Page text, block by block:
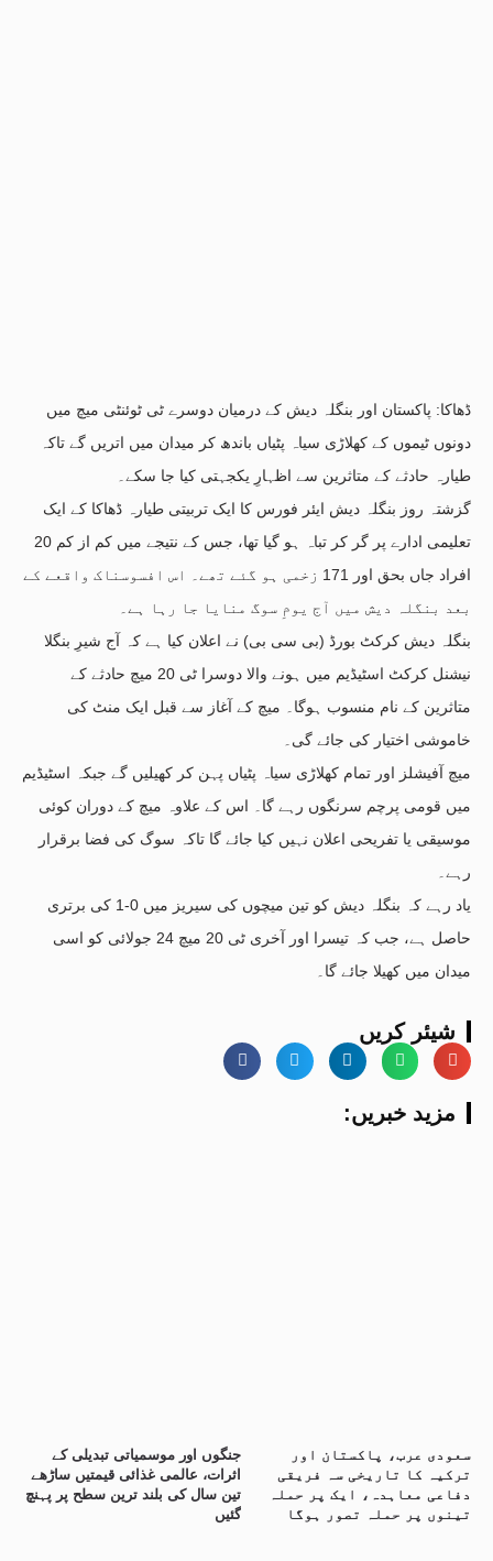
ڈھاکا: پاکستان اور بنگلہ دیش کے درمیان دوسرے ٹی ٹوئنٹی میچ میں
دونوں ٹیموں کے کھلاڑی سیاہ پٹیاں باندھ کر میدان میں اتریں گے تاکہ
طیارہ حادثے کے متاثرین سے اظہارِ یکجہتی کیا جا سکے۔
گزشتہ روز بنگلہ دیش ایئر فورس کا ایک تربیتی طیارہ ڈھاکا کے ایک
تعلیمی ادارے پر گر کر تباہ ہو گیا تھا، جس کے نتیجے میں کم از کم 20
افراد جاں بحق اور 171 زخمی ہو گئے تھے۔ اس افسوسناک واقعے کے
بعد بنگلہ دیش میں آج یومِ سوگ منایا جا رہا ہے۔
بنگلہ دیش کرکٹ بورڈ (بی سی بی) نے اعلان کیا ہے کہ آج شیرِ بنگلا
نیشنل کرکٹ اسٹیڈیم میں ہونے والا دوسرا ٹی 20 میچ حادثے کے
متاثرین کے نام منسوب ہوگا۔ میچ کے آغاز سے قبل ایک منٹ کی
خاموشی اختیار کی جائے گی۔
میچ آفیشلز اور تمام کھلاڑی سیاہ پٹیاں پہن کر کھیلیں گے جبکہ اسٹیڈیم
میں قومی پرچم سرنگوں رہے گا۔ اس کے علاوہ میچ کے دوران کوئی
موسیقی یا تفریحی اعلان نہیں کیا جائے گا تاکہ سوگ کی فضا برقرار
رہے۔
یاد رہے کہ بنگلہ دیش کو تین میچوں کی سیریز میں 0-1 کی برتری
حاصل ہے، جب کہ تیسرا اور آخری ٹی 20 میچ 24 جولائی کو اسی
میدان میں کھیلا جائے گا۔
شیئر کریں
:مزید خبریں
جنگوں اور موسمیاتی تبدیلی کے
اثرات، عالمی غذائی قیمتیں ساڑھے
تین سال کی بلند ترین سطح پر پہنچ
گئیں
سعودی عرب، پاکستان اور
ترکیہ کا تاریخی سہ فریقی
دفاعی معاہدہ، ایک پر حملہ
تینوں پر حملہ تصور ہوگا